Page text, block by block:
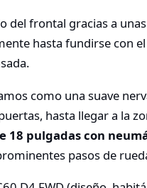
del frontal gracias a
hasta fundirse con
como una suave
hasta llegar a la
18 pulgadas con
pasos de